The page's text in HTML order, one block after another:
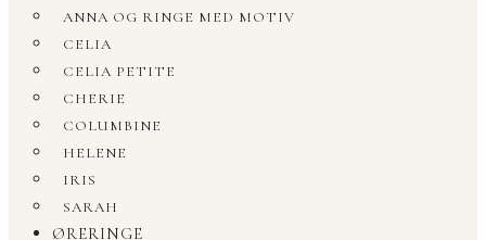
ANNA OG RINGE MED MOTIV
CELIA
CELIA PETITE
CHERIE
COLUMBINE
HELENE
IRIS
SARAH
ØRERINGE